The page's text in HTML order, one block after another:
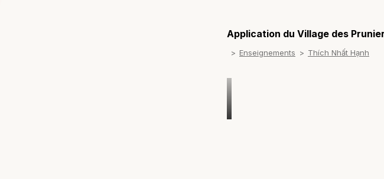
Application du Village des
Enseignements Thích Nhất Hạnh